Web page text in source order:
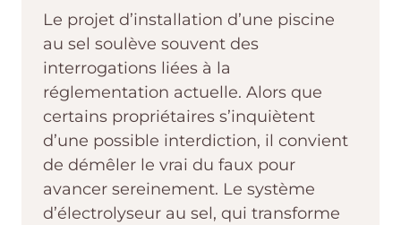
Le projet d’installation d’une piscine
au sel soulève souvent des
interrogations liées à la
réglementation actuelle. Alors que
certains propriétaires s’inquiètent
d’une possible interdiction, il convient
de démêler le vrai du faux pour
avancer sereinement. Le système
d’électrolyseur au sel, qui transforme